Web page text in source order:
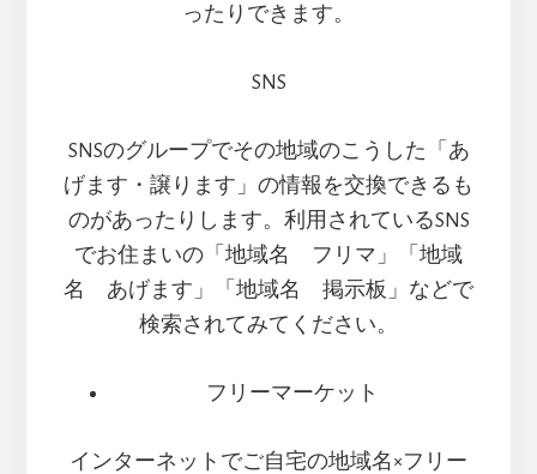
ったりできます。
SNS
SNSのグループでその地域のこうした「あ
げます・譲ります」の情報を交換できるも
のがあったりします。利用されているSNS
でお住まいの「地域名 フリマ」「地域
名 あげます」「地域名 掲示板」などで
検索されてみてください。
フリーマーケット
インターネットでご自宅の地域名×フリー